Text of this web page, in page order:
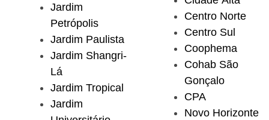
Jardim
Petrópolis
Jardim Paulista
Jardim Shangri-
Lá
Jardim Tropical
Jardim
Centro Norte
Centro Sul
Coophema
Cohab São
Gonçalo
CPA
Novo Horizonte